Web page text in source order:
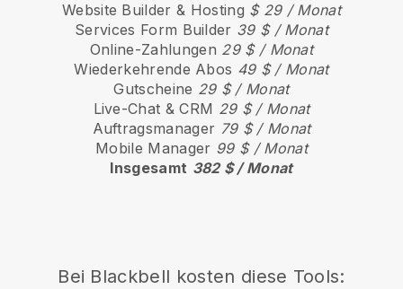
Website Builder & Hosting $ 29 / Monat
Services Form Builder 39 $ / Monat
Online-Zahlungen 29 $ / Monat
Wiederkehrende Abos 49 $ / Monat
Gutscheine 29 $ / Monat
Live-Chat & CRM 29 $ / Monat
Auftragsmanager 79 $ / Monat
Mobile Manager 99 $ / Monat
Insgesamt 382 $ / Monat
Bei Blackbell kosten diese Tools: